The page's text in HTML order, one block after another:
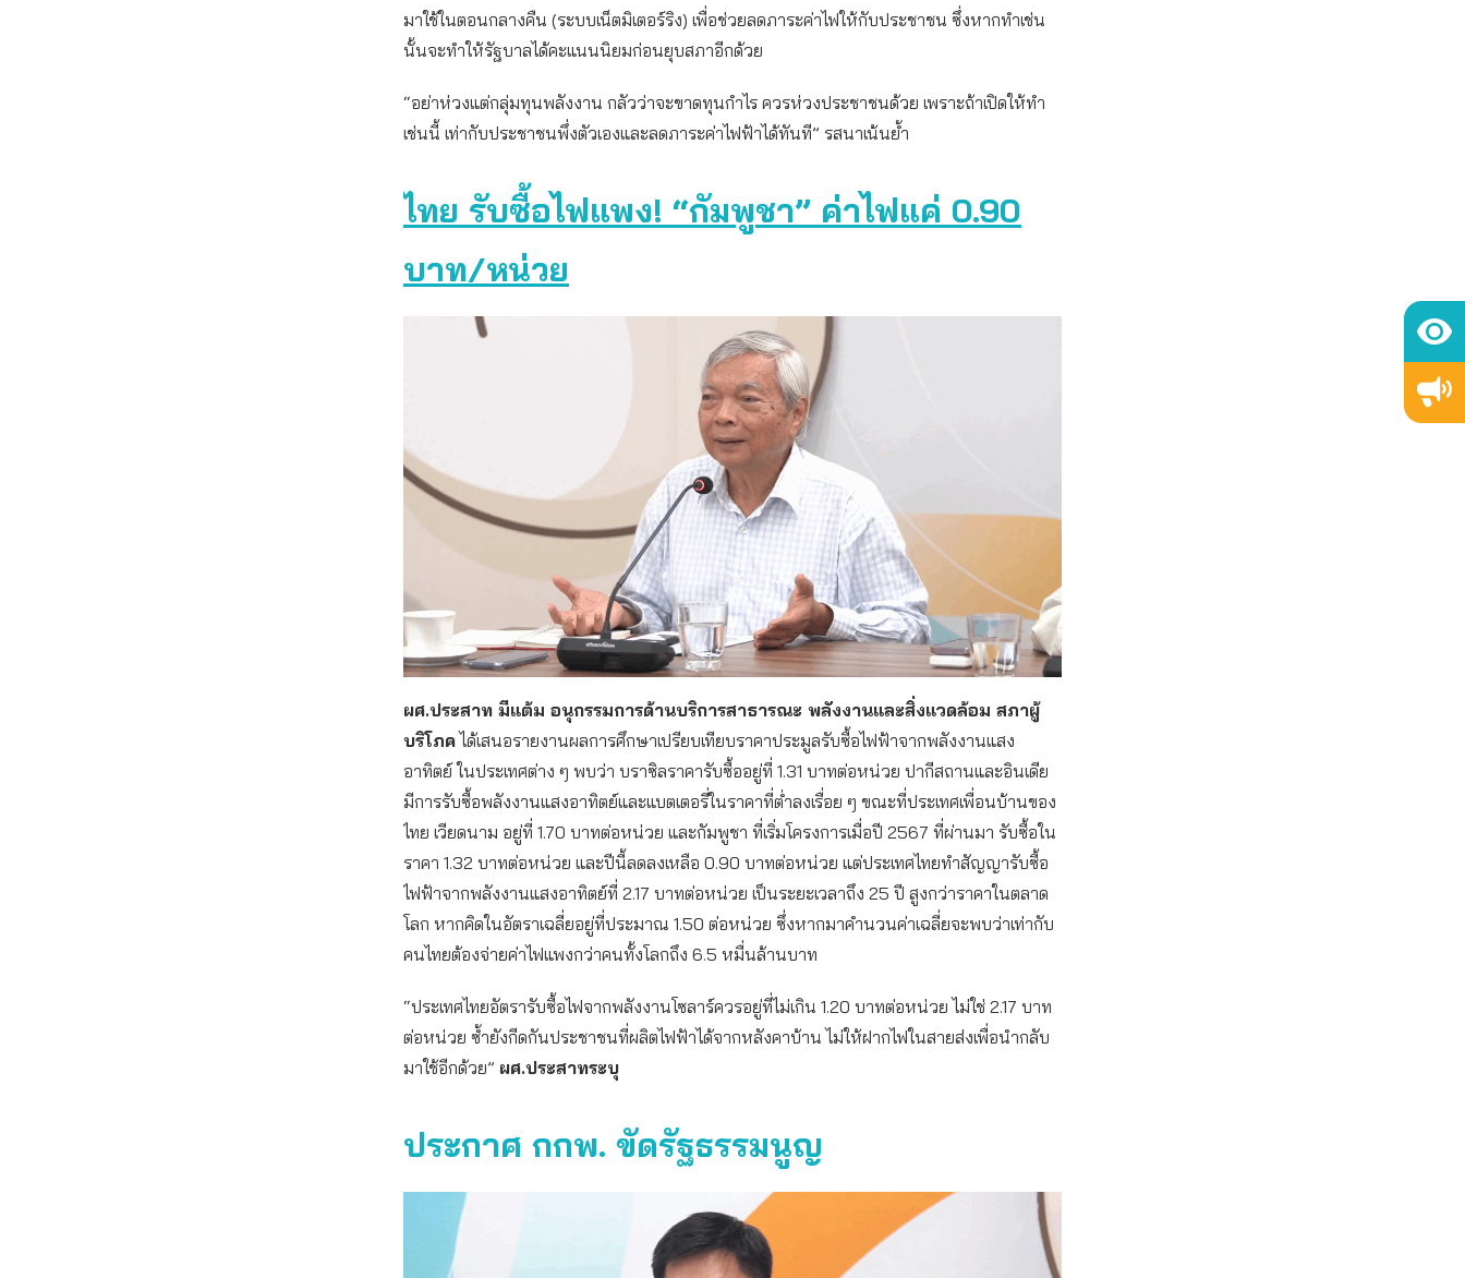
มาใช้ในตอนกลางคืน (ระบบเน็ตมิเตอร์ริง) เพื่อช่วยลดภาระค่าไฟให้กับประชาชน ซึ่งหากทำเช่น
นั้นจะทำให้รัฐบาลได้คะแนนนิยมก่อนยุบสภาอีกด้วย
“อย่าห่วงแต่กลุ่มทุนพลังงาน กลัวว่าจะขาดทุนกำไร ควรห่วงประชาชนด้วย เพราะถ้าเปิดให้ทำ
เช่นนี้ เท่ากับประชาชนพึ่งตัวเองและลดภาระค่าไฟฟ้าได้ทันที” รสนาเน้นย้ำ
ไทย รับซื้อไฟแพง! “กัมพูชา” ค่าไฟแค่ 0.90
บาท/หน่วย
ผศ.ประสาท มีแต้ม อนุกรรมการด้านบริการสาธารณะ พลังงานและสิ่งแวดล้อม สภาผู้
บริโภคได้เสนอรายงานผลการศึกษาเปรียบเทียบราคาประมูลรับซื้อไฟฟ้าจากพลังงานแสง
อาทิตย์ ในประเทศต่าง ๆ พบว่า บราซิลราคารับซื้ออยู่ที่ 1.31 บาทต่อหน่วย ปากีสถานและอินเดีย
มีการรับซื้อพลังงานแสงอาทิตย์และแบตเตอรี่ในราคาที่ต่ำลงเรื่อย ๆ ขณะที่ประเทศเพื่อนบ้านของ
ไทย เวียดนาม อยู่ที่ 1.70 บาทต่อหน่วย และกัมพูชา ที่เริ่มโครงการเมื่อปี 2567 ที่ผ่านมา รับซื้อใน
ราคา 1.32 บาทต่อหน่วย และปีนี้ลดลงเหลือ 0.90 บาทต่อหน่วย แต่ประเทศไทยทำสัญญารับซื้อ
ไฟฟ้าจากพลังงานแสงอาทิตย์ที่ 2.17 บาทต่อหน่วย เป็นระยะเวลาถึง 25 ปี สูงกว่าราคาในตลาด
โลก หากคิดในอัตราเฉลี่ยอยู่ที่ประมาณ 1.50 ต่อหน่วย ซึ่งหากมาคำนวนค่าเฉลี่ยจะพบว่าเท่ากับ
คนไทยต้องจ่ายค่าไฟแพงกว่าคนทั้งโลกถึง 6.5 หมื่นล้านบาท
“ประเทศไทยอัตรารับซื้อไฟจากพลังงานโซลาร์ควรอยู่ที่ไม่เกิน 1.20 บาทต่อหน่วย ไม่ใช่ 2.17 บาท
ต่อหน่วย ซ้ำยังกีดกันประชาชนที่ผลิตไฟฟ้าได้จากหลังคาบ้าน ไม่ให้ฝากไฟในสายส่งเพื่อนำกลับ
มาใช้อีกด้วย” ผศ.ประสาทระบุ
ประกาศ กกพ. ขัดรัฐธรรมนูญ